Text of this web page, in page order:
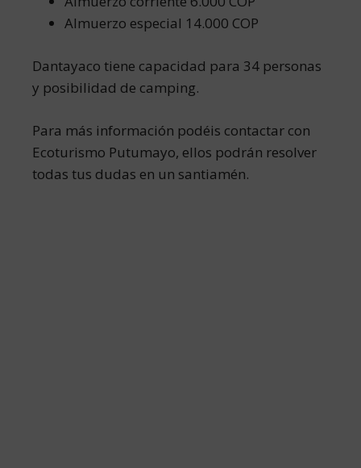
Almuerzo especial 14.000 COP
Dantayaco tiene capacidad para 34 personas
y posibilidad de camping.
Para más información podéis contactar con
Ecoturismo Putumayo, ellos podrán resolver
todas tus dudas en un santiamén.